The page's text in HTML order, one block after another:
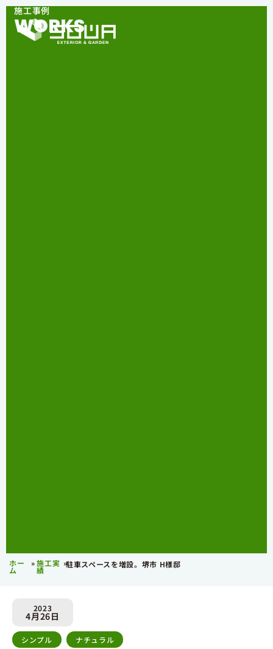
施工事例
WORKS
ホー
ム
»施工実
績
»駐車スペースを増設。堺市 H様邸
2023
4月26日
シンプル , ナチュラル